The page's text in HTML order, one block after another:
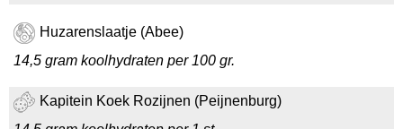
Huzarenslaatje (Abee)
14,5 gram koolhydraten per 100 gr.
Kapitein Koek Rozijnen (Peijnenburg)